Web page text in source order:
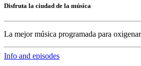
Disfruta la ciudad de la música
La mejor música programada para
Info and episodes